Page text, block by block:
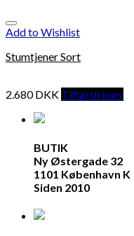
Add to Wishlist
Stumtjener Sort
2.680DKK Tilføj til kurv
BUTIK
Ny Østergade 32
1101 København K
Siden 2010